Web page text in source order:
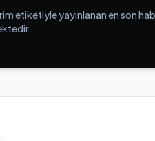
etiketiyle yayınlanan en son